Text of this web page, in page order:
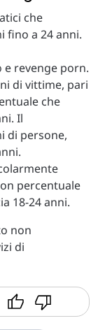
che
fino a 24 anni.
revenge porn.
di vittime, pari
che
Il
di persone,
percentuale
18-24 anni.
non
di